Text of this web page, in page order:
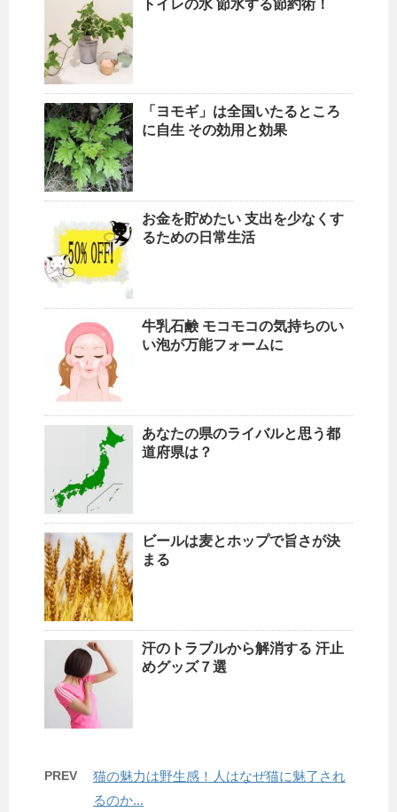
トイレの水 節水する節約術！
「ヨモギ」は全国いたるところ
に自生 その効用と効果
お金を貯めたい 支出を少なくす
るための日常生活
牛乳石鹸 モコモコの気持ちのい
い泡が万能フォームに
あなたの県のライバルと思う都
道府県は？
ビールは麦とホップで旨さが決
まる
汗のトラブルから解消する 汗止
めグッズ７選
PREV
猫の魅力は野生感！人はなぜ猫に魅了され
るのか...